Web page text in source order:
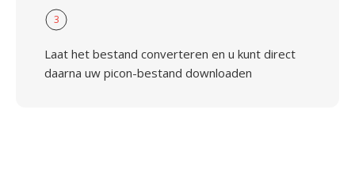
3
Laat het bestand converteren en u kunt direct
daarna uw picon-bestand downloaden